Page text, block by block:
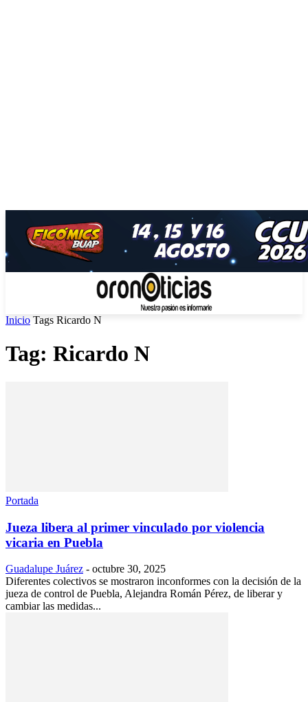
Inicio Tags Ricardo N
Tag: Ricardo N
Portada
Jueza libera al primer vinculado por violencia
vicaria en Puebla
Guadalupe Juárez - octubre 30, 2025
Diferentes colectivos se mostraron inconformes con la decisión de la
jueza de control de Puebla, Alejandra Román Pérez, de liberar y
cambiar las medidas...